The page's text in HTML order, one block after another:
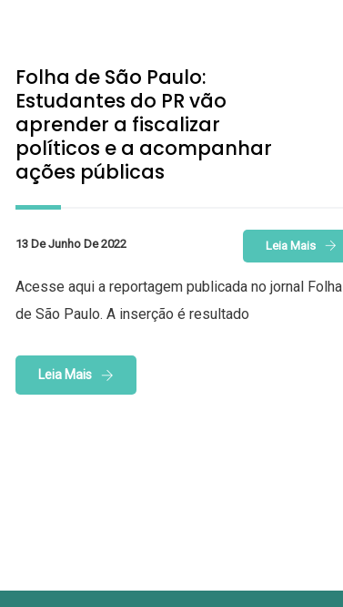
Folha de São Paulo:
Estudantes do PR vão
aprender a fiscalizar
políticos e a acompanhar
ações públicas
13 De Junho De 2022 Leia Mais
Acesse aqui a reportagem publicada no jornal Folha
de São Paulo. A inserção é resultado
Leia Mais